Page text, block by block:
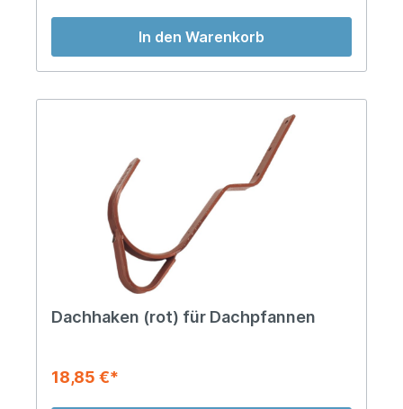
In den Warenkorb
Dachhaken (rot) für Dachpfannen
18,85 €*